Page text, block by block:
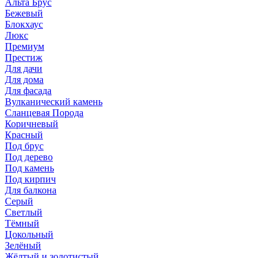
Альта Брус
Бежевый
Блокхаус
Люкс
Премиум
Престиж
Для дачи
Для дома
Для фасада
Вулканический камень
Сланцевая Порода
Коричневый
Красный
Под брус
Под дерево
Под камень
Под кирпич
Для балкона
Серый
Светлый
Тёмный
Цокольный
Зелёный